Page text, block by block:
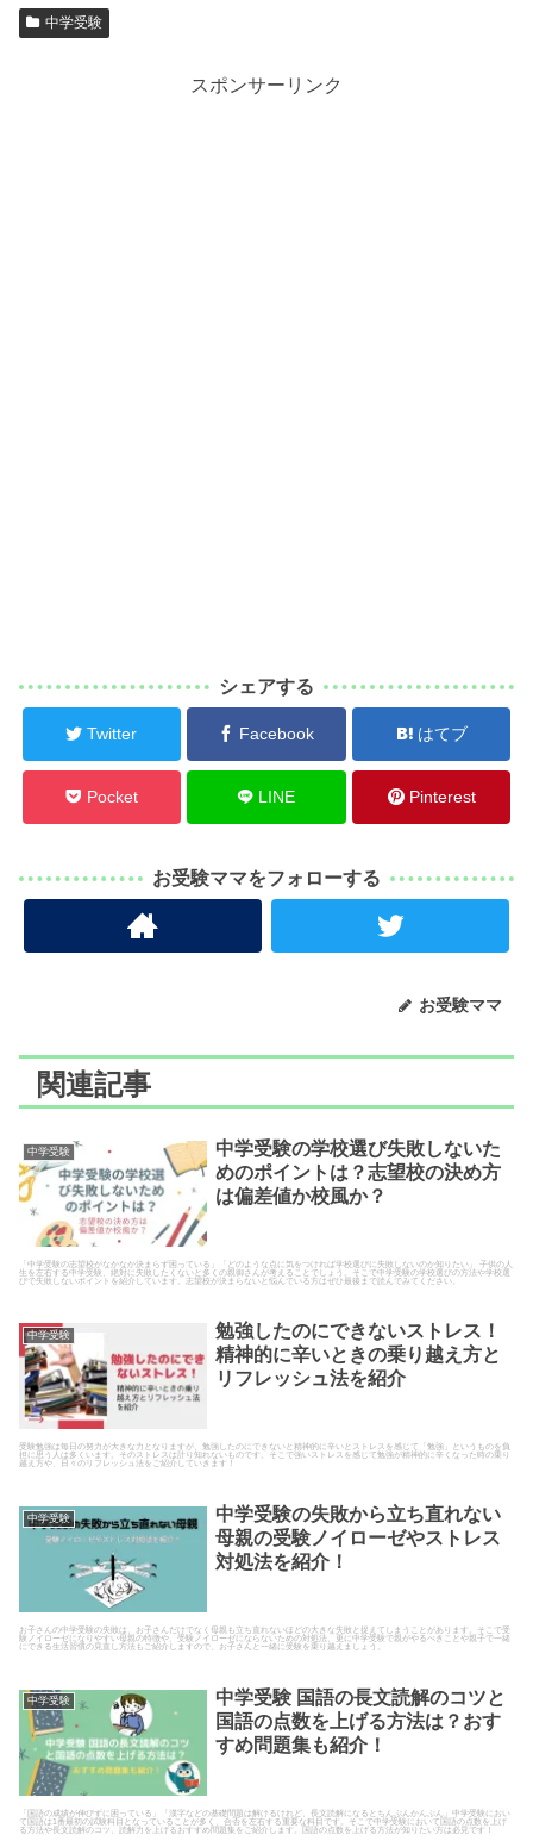
中学受験
スポンサーリンク
シェアする
Twitter Facebook はてブ
Pocket LINE Pinterest
お受験ママをフォローする
お受験ママ
関連記事
中学受験
中学受験の学校選び失敗しないた
めのポイントは？志望校の決め方
は偏差値か校風か？
「中学受験の志望校がなかなか決まらず困っている」「どのような点に気をつければ学校選びに失敗しないのか知りたい」 子供の人
生を左右する中学受験、絶対に失敗したくないと多くの親御さんが考えることでしょう。そこで中学受験の学校選びの方法や学校選
びで失敗しないポイントを紹介しています。志望校が決まらないと悩んでいる方はぜひ最後まで読んでみてください。
中学受験
勉強したのにできないストレス！
精神的に辛いときの乗り越え方と
リフレッシュ法を紹介
受験勉強は毎日の努力が大きな力となりますが、勉強したのにできないと精神的に辛いとストレスを感じて「勉強」というものを負
担に思う人は多くいます。そのストレスは計り知れないものです。そこで強いストレスを感じて勉強が精神的に辛くなった時の乗り
越え方や、日々のリフレッシュ法をご紹介していきます！
中学受験
中学受験の失敗から立ち直れない
母親の受験ノイローゼやストレス
対処法を紹介！
お子さんの中学受験の失敗は、お子さんだけでなく母親も立ち直れないほどの大きな失敗と捉えてしまうことがあります。そこで受
験ノイローゼになりやすい母親の特徴や、受験ノイローゼにならないための対処法、更に中学受験で親がやるべきことや親子で一緒
にできる生活習慣の見直し方法もご紹介しますので、お子さんと一緒に受験を乗り越えましょう。
中学受験
中学受験 国語の長文読解のコツと
国語の点数を上げる方法は？おす
すめ問題集も紹介！
「国語の成績が伸びずに困っている」「漢字などの基礎問題は解けるけれど、長文読解になるとちんぷんかんぷん」中学受験におい
て国語は1番最初の試験科目となっていることが多く、合否を左右する重要な科目です。そこで中学受験において国語の点数を上げ
る方法や長文読解のコツ、読解力を上げるおすすめ問題集をご紹介します。国語の点数を上げる方法が知りたい方は必見です！